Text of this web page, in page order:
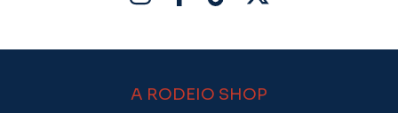
A RODEIO SHOP